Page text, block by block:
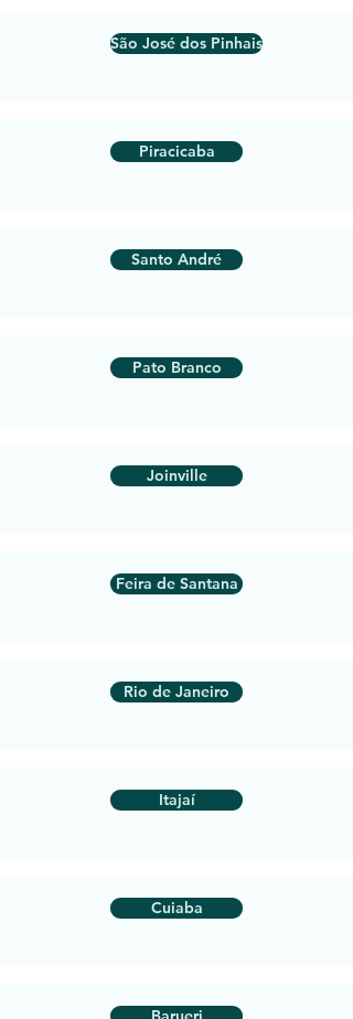
São José dos Pinhais
Piracicaba
Santo André
Pato Branco
Joinville
Feira de Santana
Rio de Janeiro
Itajaí
Cuiaba